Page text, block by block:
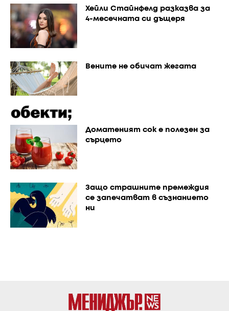
Хейли Стайнфелд разказва за
4-месечната си дъщеря
Вените не обичат жегата
Доматеният сок е полезен за
сърцето
Защо страшните премеждия
се запечатват в съзнанието
ни